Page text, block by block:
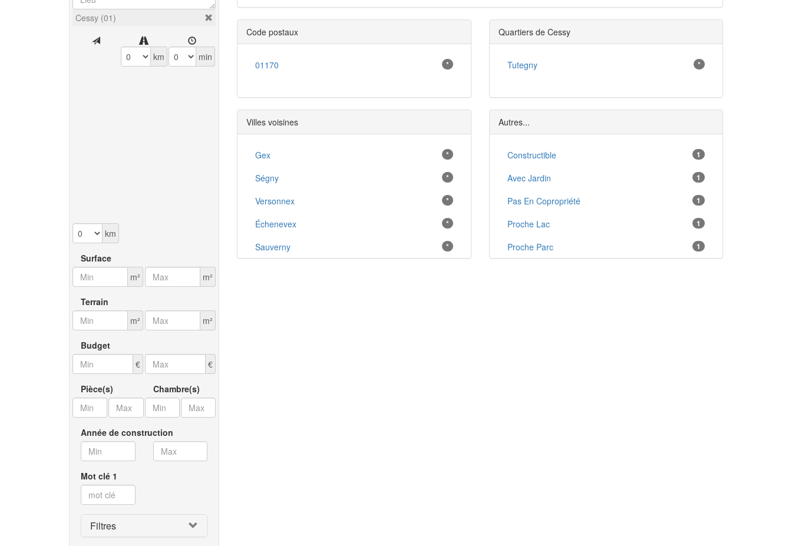
Cessy (01)
km
km min
Surface
m²
m²
Terrain
m²
m²
Budget
€
€
Pièce(s) Chambre(s)
Année de construction
Mot clé 1
Filtres
Code postaux
01170 *
Quartiers de Cessy
Tutegny *
Villes voisines
Gex *
Ségny *
Versonnex *
Échenevex *
Sauverny *
Autres...
Constructible 1
Avec Jardin 1
Pas En Copropriété 1
Proche Lac 1
Proche Parc 1